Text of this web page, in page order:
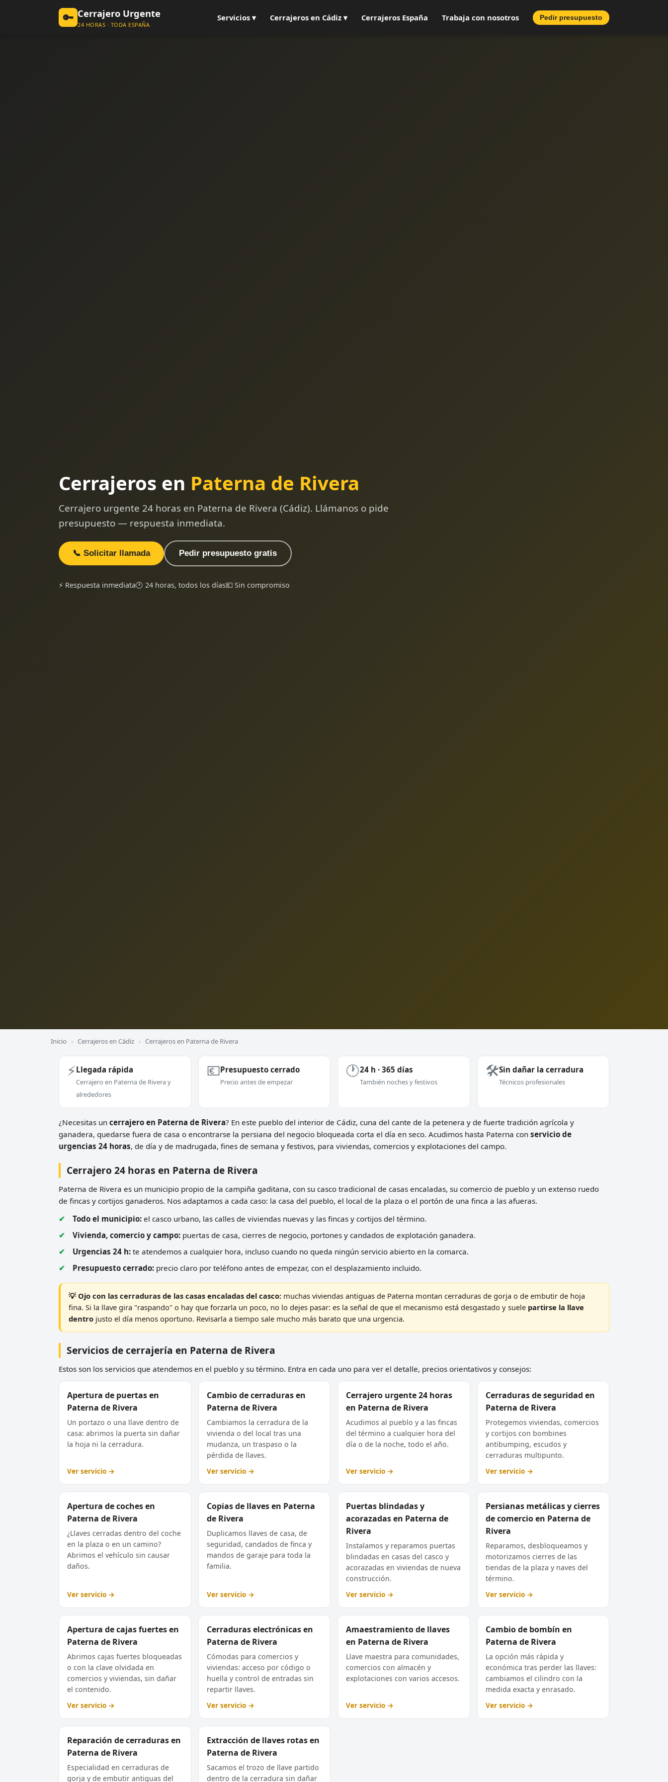
🔑 Cerrajero Urgente
24 HORAS · TODA ESPAÑA
Servicios ▾ Cerrajeros en Cádiz ▾ Cerrajeros España Trabaja con nosotros Pedir presupuesto
Cerrajeros en Paterna de Rivera
Cerrajero urgente 24 horas en Paterna de Rivera (Cádiz). Llámanos o pide
presupuesto — respuesta inmediata.
📞 Solicitar llamada Pedir presupuesto gratis
⚡ Respuesta inmediata🕐 24 horas, todos los días💶 Sin compromiso
Inicio › Cerrajeros en Cádiz › Cerrajeros en Paterna de Rivera
⚡Llegada rápida
Cerrajero en Paterna de Rivera y
alrededores
💶Presupuesto cerrado
Precio antes de empezar
🕐24 h · 365 días
También noches y festivos
🛠️Sin dañar la cerradura
Técnicos profesionales
¿Necesitas un cerrajero en Paterna de Rivera? En este pueblo del interior de Cádiz, cuna del cante de la petenera y de fuerte tradición agrícola y
ganadera, quedarse fuera de casa o encontrarse la persiana del negocio bloqueada corta el día en seco. Acudimos hasta Paterna con servicio de
urgencias 24 horas, de día y de madrugada, fines de semana y festivos, para viviendas, comercios y explotaciones del campo.
Cerrajero 24 horas en Paterna de Rivera
Paterna de Rivera es un municipio propio de la campiña gaditana, con su casco tradicional de casas encaladas, su comercio de pueblo y un extenso ruedo
de fincas y cortijos ganaderos. Nos adaptamos a cada caso: la casa del pueblo, el local de la plaza o el portón de una finca a las afueras.
Todo el municipio: el casco urbano, las calles de viviendas nuevas y las fincas y cortijos del término.
Vivienda, comercio y campo: puertas de casa, cierres de negocio, portones y candados de explotación ganadera.
Urgencias 24 h: te atendemos a cualquier hora, incluso cuando no queda ningún servicio abierto en la comarca.
Presupuesto cerrado: precio claro por teléfono antes de empezar, con el desplazamiento incluido.
💡 Ojo con las cerraduras de las casas encaladas del casco: muchas viviendas antiguas de Paterna montan cerraduras de gorja o de embutir de hoja
fina. Si la llave gira "raspando" o hay que forzarla un poco, no lo dejes pasar: es la señal de que el mecanismo está desgastado y suele partirse la llave
dentro justo el día menos oportuno. Revisarla a tiempo sale mucho más barato que una urgencia.
Servicios de cerrajería en Paterna de Rivera
Estos son los servicios que atendemos en el pueblo y su término. Entra en cada uno para ver el detalle, precios orientativos y consejos:
Apertura de puertas en
Paterna de Rivera
Un portazo o una llave dentro de
casa: abrimos la puerta sin dañar
la hoja ni la cerradura.
Ver servicio →
Cambio de cerraduras en
Paterna de Rivera
Cambiamos la cerradura de la
vivienda o del local tras una
mudanza, un traspaso o la
pérdida de llaves.
Ver servicio →
Cerrajero urgente 24 horas
en Paterna de Rivera
Acudimos al pueblo y a las fincas
del término a cualquier hora del
día o de la noche, todo el año.
Ver servicio →
Cerraduras de seguridad en
Paterna de Rivera
Protegemos viviendas, comercios
y cortijos con bombines
antibumping, escudos y
cerraduras multipunto.
Ver servicio →
Apertura de coches en
Paterna de Rivera
¿Llaves cerradas dentro del coche
en la plaza o en un camino?
Abrimos el vehículo sin causar
daños.
Ver servicio →
Copias de llaves en Paterna
de Rivera
Duplicamos llaves de casa, de
seguridad, candados de finca y
mandos de garaje para toda la
familia.
Ver servicio →
Puertas blindadas y
acorazadas en Paterna de
Rivera
Instalamos y reparamos puertas
blindadas en casas del casco y
acorazadas en viviendas de nueva
construcción.
Ver servicio →
Persianas metálicas y cierres
de comercio en Paterna de
Rivera
Reparamos, desbloqueamos y
motorizamos cierres de las
tiendas de la plaza y naves del
término.
Ver servicio →
Apertura de cajas fuertes en
Paterna de Rivera
Abrimos cajas fuertes bloqueadas
o con la clave olvidada en
comercios y viviendas, sin dañar
el contenido.
Ver servicio →
Cerraduras electrónicas en
Paterna de Rivera
Cómodas para comercios y
viviendas: acceso por código o
huella y control de entradas sin
repartir llaves.
Ver servicio →
Amaestramiento de llaves
en Paterna de Rivera
Llave maestra para comunidades,
comercios con almacén y
explotaciones con varios accesos.
Ver servicio →
Cambio de bombín en
Paterna de Rivera
La opción más rápida y
económica tras perder las llaves:
cambiamos el cilindro con la
medida exacta y enrasado.
Ver servicio →
Reparación de cerraduras en
Paterna de Rivera
Especialidad en cerraduras de
gorja y de embutir antiguas del
Extracción de llaves rotas en
Paterna de Rivera
Sacamos el trozo de llave partido
dentro de la cerradura sin dañar